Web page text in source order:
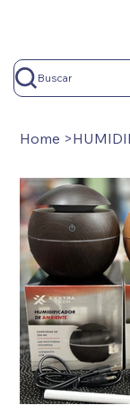
Buscar
Home >